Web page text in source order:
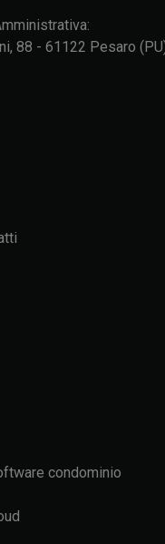
88 - 61122 Pesaro
condominio